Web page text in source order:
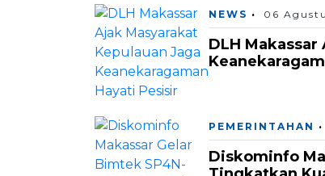
NEWS 06
DLH
PEMERINTAHAN
Diskominfo